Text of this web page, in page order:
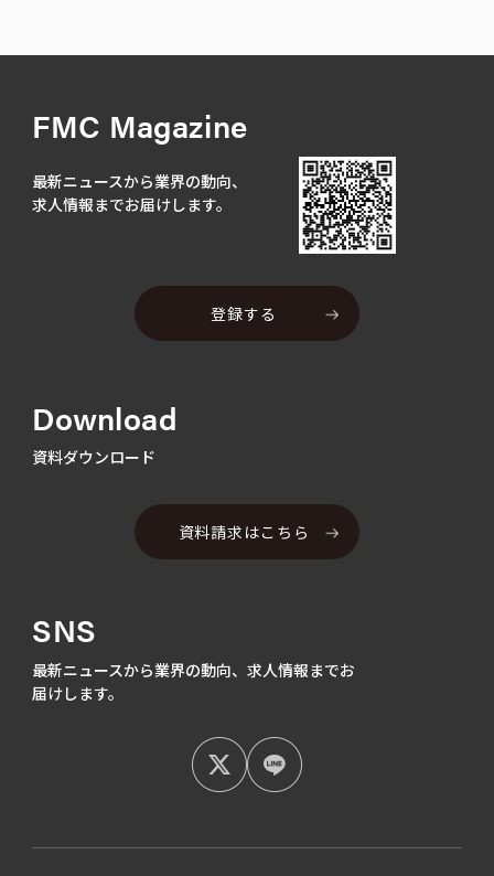
FMC Magazine
最新ニュースから業界の動向、
求人情報までお届けします。
登録する
Download
資料ダウンロード
資料請求はこちら
SNS
最新ニュースから業界の動向、 求人情報までお
届けします。